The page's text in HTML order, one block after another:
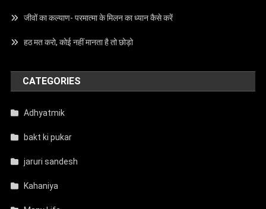
जीवों का कल्याण- परमात्मा के मिलन का ध्यान कैसे करें
हठ मत करो, कोई नहीं मानता है तो छोड़ो
CATEGORIES
Adhyatmik
bakt ki pukar
jaruri sandesh
Kahaniya